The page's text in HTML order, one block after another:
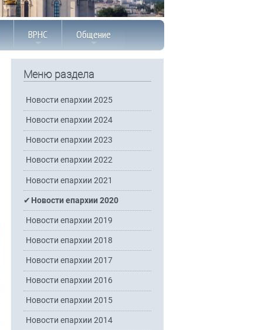
ВРНС Общение
Меню раздела
Новости епархии 2025
Новости епархии 2024
Новости епархии 2023
Новости епархии 2022
Новости епархии 2021
Новости епархии 2020
Новости епархии 2019
Новости епархии 2018
Новости епархии 2017
Новости епархии 2016
Новости епархии 2015
Новости епархии 2014